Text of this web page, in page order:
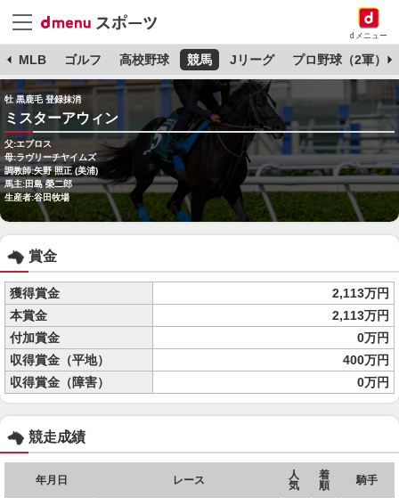
dメニュー
MLB ゴルフ 高校野球 競馬 Jリーグ プロ野球（2軍）
牡 黒鹿毛 登録抹消
ミスターアウィン
父:エブロス
母:ラヴリーチヤイムズ
調教師:矢野 照正 (美浦)
馬主:田島 榮二郎
生産者:谷田牧場
賞金
獲得賞金
2,113万円
本賞金
2,113万円
付加賞金
0万円
収得賞金（平地）
400万円
収得賞金（障害）
0万円
競走成績
年月日 レース
人
気
着
順
騎手